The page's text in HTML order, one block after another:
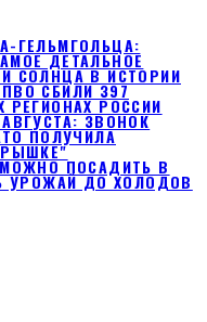
ГЕЛЬМГОЛЬЦА:
ДЕТАЛЬНОЕ
СОЛНЦА В ИСТОРИИ
СБИЛИ 397
РОССИИ
ЗВОНОК
ПОЛУЧИЛА
ПОСАДИТЬ В
УРОЖАЙ ДО ХОЛОДОВ